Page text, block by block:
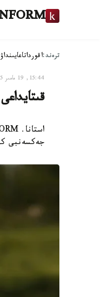
ترەند:اقورداتاعايىنداۋ
15:44, 19 مامىر 2025
جەكسەنبى